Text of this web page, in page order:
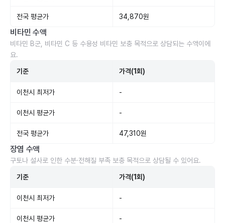
전국 평균가 34,870원
비타민 수액
비타민 B군, 비타민 C 등 수용성 비타민 보충 목적으로 상담되는 수액이에
요.
기준 가격(1회)
이천시 최저가 -
이천시 평균가 -
전국 평균가 47,310원
장염 수액
구토나 설사로 인한 수분·전해질 부족 보충 목적으로 상담될 수 있어요.
기준 가격(1회)
이천시 최저가 -
이천시 평균가 -